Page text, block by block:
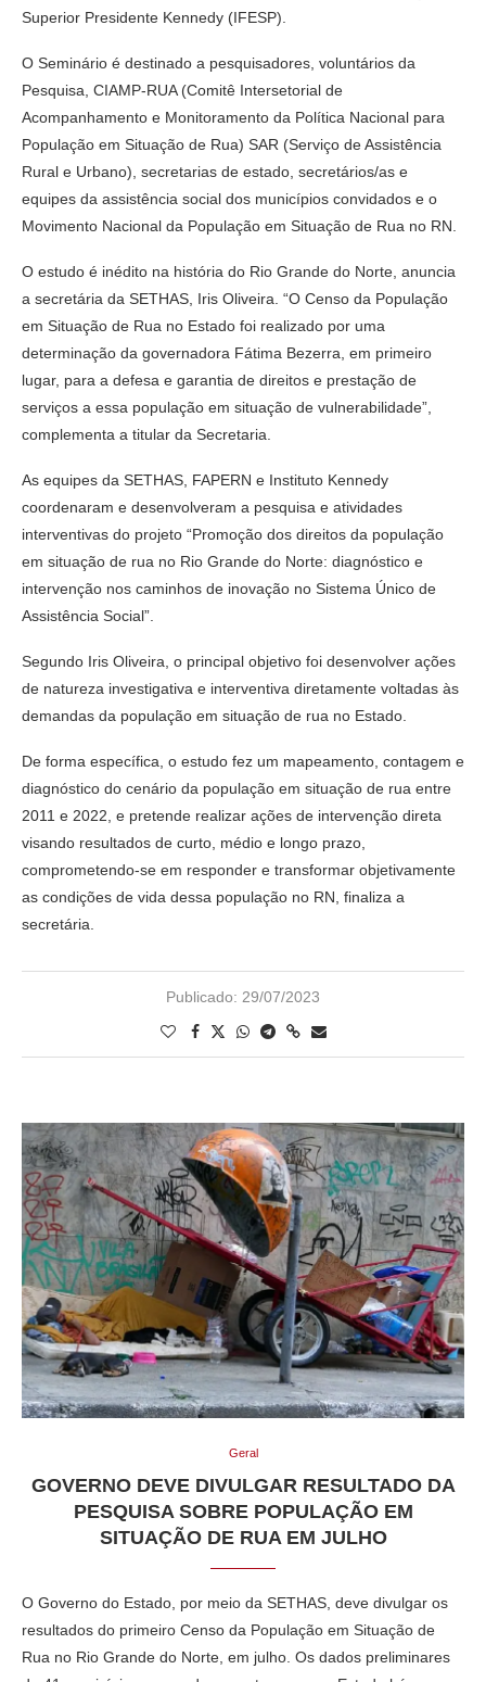
Superior Presidente Kennedy (IFESP).
O Seminário é destinado a pesquisadores, voluntários da
Pesquisa, CIAMP-RUA (Comitê Intersetorial de
Acompanhamento e Monitoramento da Política Nacional para
População em Situação de Rua) SAR (Serviço de Assistência
Rural e Urbano), secretarias de estado, secretários/as e
equipes da assistência social dos municípios convidados e o
Movimento Nacional da População em Situação de Rua no RN.
O estudo é inédito na história do Rio Grande do Norte, anuncia
a secretária da SETHAS, Iris Oliveira. “O Censo da População
em Situação de Rua no Estado foi realizado por uma
determinação da governadora Fátima Bezerra, em primeiro
lugar, para a defesa e garantia de direitos e prestação de
serviços a essa população em situação de vulnerabilidade”,
complementa a titular da Secretaria.
As equipes da SETHAS, FAPERN e Instituto Kennedy
coordenaram e desenvolveram a pesquisa e atividades
interventivas do projeto “Promoção dos direitos da população
em situação de rua no Rio Grande do Norte: diagnóstico e
intervenção nos caminhos de inovação no Sistema Único de
Assistência Social”.
Segundo Iris Oliveira, o principal objetivo foi desenvolver ações
de natureza investigativa e interventiva diretamente voltadas às
demandas da população em situação de rua no Estado.
De forma específica, o estudo fez um mapeamento, contagem e
diagnóstico do cenário da população em situação de rua entre
2011 e 2022, e pretende realizar ações de intervenção direta
visando resultados de curto, médio e longo prazo,
comprometendo-se em responder e transformar objetivamente
as condições de vida dessa população no RN, finaliza a
secretária.
Publicado: 29/07/2023
Geral
GOVERNO DEVE DIVULGAR RESULTADO DA
PESQUISA SOBRE POPULAÇÃO EM
SITUAÇÃO DE RUA EM JULHO
O Governo do Estado, por meio da SETHAS, deve divulgar os
resultados do primeiro Censo da População em Situação de
Rua no Rio Grande do Norte, em julho. Os dados preliminares